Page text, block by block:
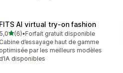
FITS AI virtual try‑on fashion
5,0étoile(s) sur 5
(6)
6 avis au total
•Forfait gratuit disponible
d’essayage haut de gamme
par les meilleurs modèles
disponibles